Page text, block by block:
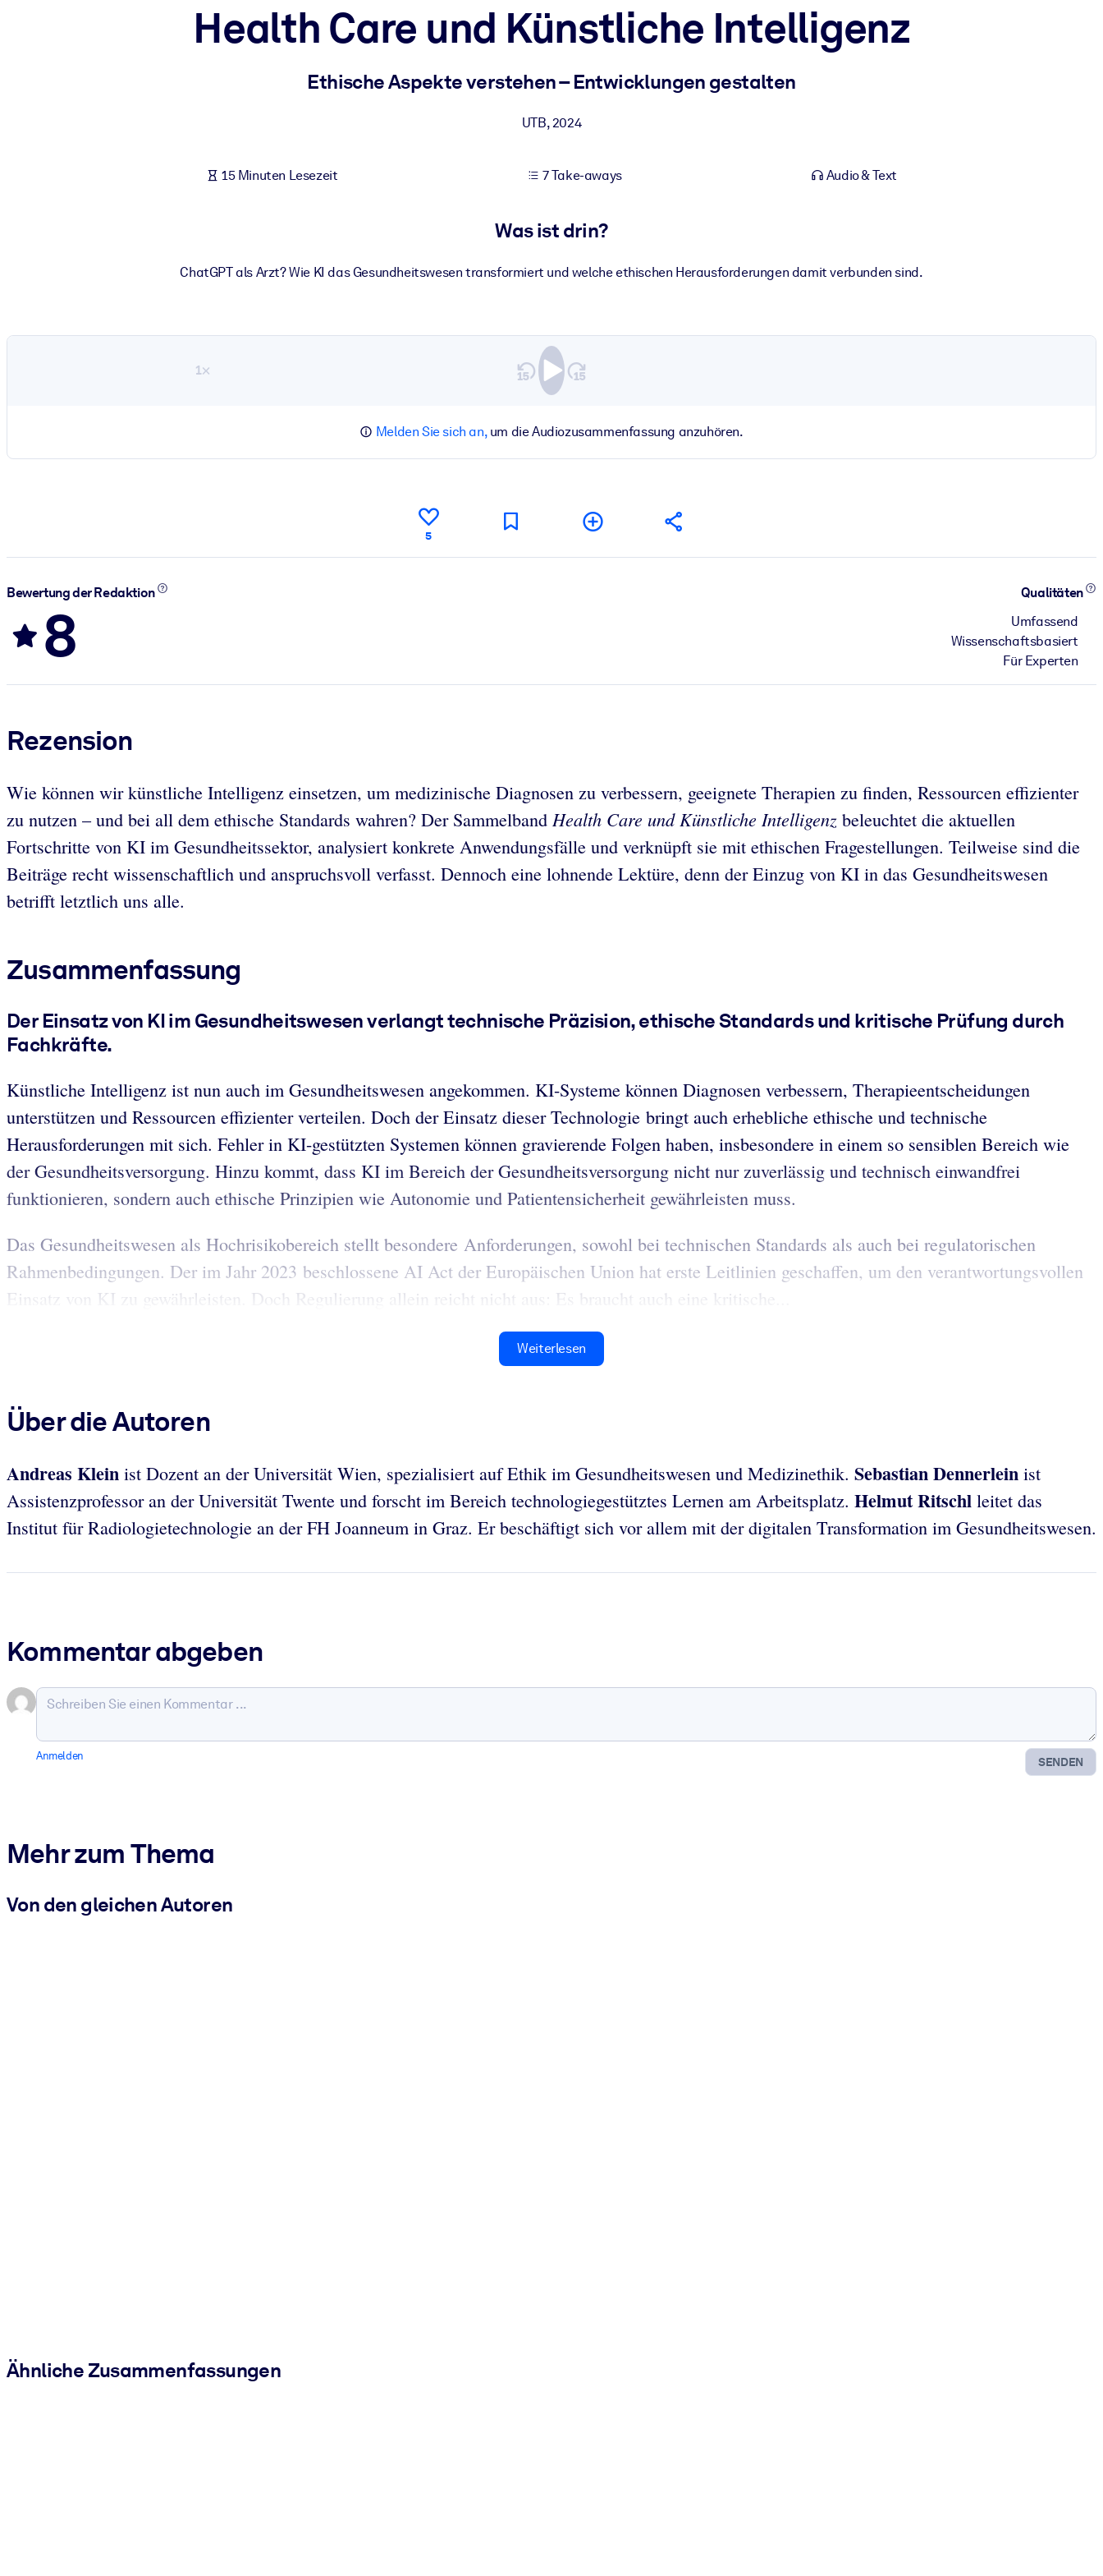
Bereichern Sie Ihre Unternehmensbibliothek mit vertrauenswürdigem, praxisnahem Business-Wissen.
Nutzen Sie verlässliches, strukturiertes Wissen, um die Ergebnisse Ihrer KI-Systeme zu optimieren.
Health Care und Künstliche Intelligenz
Ethische Aspekte verstehen – Entwicklungen gestalten
UTB,2024
15 Minuten Lesezeit 7 Take-aways Audio & Text
Was ist drin?
ChatGPT als Arzt? Wie KI das Gesundheitswesen transformiert und welche ethischen Herausforderungen damit verbunden sind.
1×
Melden Sie sich an,um die Audiozusammenfassung anzuhören.
5
Bewertung der Redaktion
8
Qualitäten
Umfassend
Wissenschaftsbasiert
Für Experten
Rezension
Wie können wir künstliche Intelligenz einsetzen, um medizinische Diagnosen zu verbessern, geeignete Therapien zu finden, Ressourcen effizienter
zu nutzen – und bei all dem ethische Standards wahren? Der Sammelband Health Care und Künstliche Intelligenz beleuchtet die aktuellen
Fortschritte von KI im Gesundheitssektor, analysiert konkrete Anwendungsfälle und verknüpft sie mit ethischen Fragestellungen. Teilweise sind die
Beiträge recht wissenschaftlich und anspruchsvoll verfasst. Dennoch eine lohnende Lektüre, denn der Einzug von KI in das Gesundheitswesen
betrifft letztlich uns alle.
Zusammenfassung
Der Einsatz von KI im Gesundheitswesen verlangt technische Präzision, ethische Standards und kritische Prüfung durch
Fachkräfte.
Künstliche Intelligenz ist nun auch im Gesundheitswesen angekommen. KI-Systeme können Diagnosen verbessern, Therapieentscheidungen
unterstützen und Ressourcen effizienter verteilen. Doch der Einsatz dieser Technologie bringt auch erhebliche ethische und technische
Herausforderungen mit sich. Fehler in KI-gestützten Systemen können gravierende Folgen haben, insbesondere in einem so sensiblen Bereich wie
der Gesundheitsversorgung. Hinzu kommt, dass KI im Bereich der Gesundheitsversorgung nicht nur zuverlässig und technisch einwandfrei
funktionieren, sondern auch ethische Prinzipien wie Autonomie und Patientensicherheit gewährleisten muss.
Das Gesundheitswesen als Hochrisikobereich stellt besondere Anforderungen, sowohl bei technischen Standards als auch bei regulatorischen
Rahmenbedingungen. Der im Jahr 2023 beschlossene AI Act der Europäischen Union hat erste Leitlinien geschaffen, um den verantwortungsvollen
Einsatz von KI zu gewährleisten. Doch Regulierung allein reicht nicht aus: Es braucht auch eine kritische...
Weiterlesen
Über die Autoren
Andreas Klein ist Dozent an der Universität Wien, spezialisiert auf Ethik im Gesundheitswesen und Medizinethik. Sebastian Dennerlein ist
Assistenzprofessor an der Universität Twente und forscht im Bereich technologiegestütztes Lernen am Arbeitsplatz. Helmut Ritschl leitet das
Institut für Radiologietechnologie an der FH Joanneum in Graz. Er beschäftigt sich vor allem mit der digitalen Transformation im Gesundheitswesen.
Kommentar abgeben
SENDEN
Anmelden
Mehr zum Thema
Von den gleichen Autoren
Ähnliche Zusammenfassungen